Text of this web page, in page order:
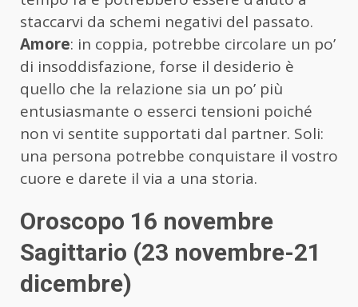
staccarvi da schemi negativi del passato.
Amore: in coppia, potrebbe circolare un po’
di insoddisfazione, forse il desiderio è
quello che la relazione sia un po’ più
entusiasmante o esserci tensioni poiché
non vi sentite supportati dal partner. Soli:
una persona potrebbe conquistare il vostro
cuore e darete il via a una storia.
Oroscopo 16 novembre
Sagittario (23 novembre-21
dicembre)